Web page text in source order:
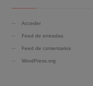
Acceder
Feed de entradas
Feed de comentarios
WordPress.org